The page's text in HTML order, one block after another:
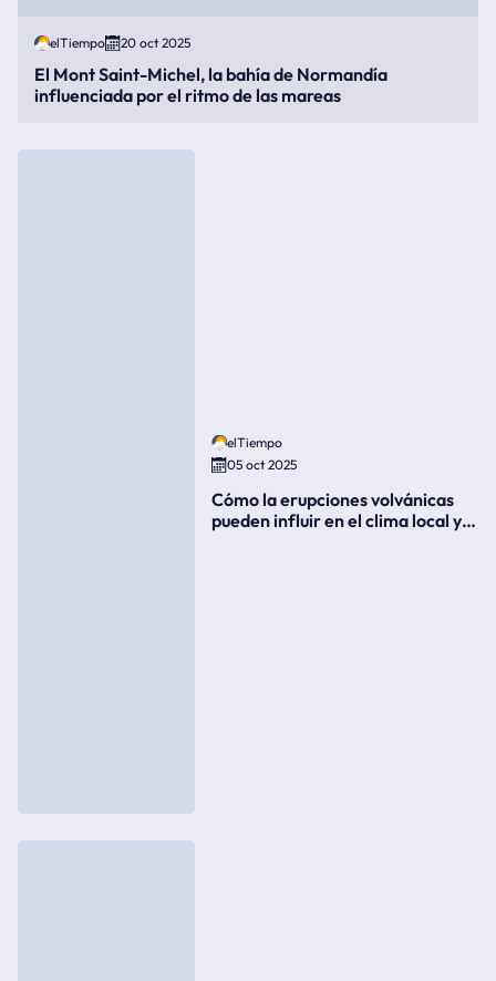
elTiempo 20 oct 2025
El Mont Saint-Michel, la bahía de Normandía
influenciada por el ritmo de las mareas
elTiempo
05 oct 2025
Cómo la erupciones volvánicas
pueden influir en el clima local y